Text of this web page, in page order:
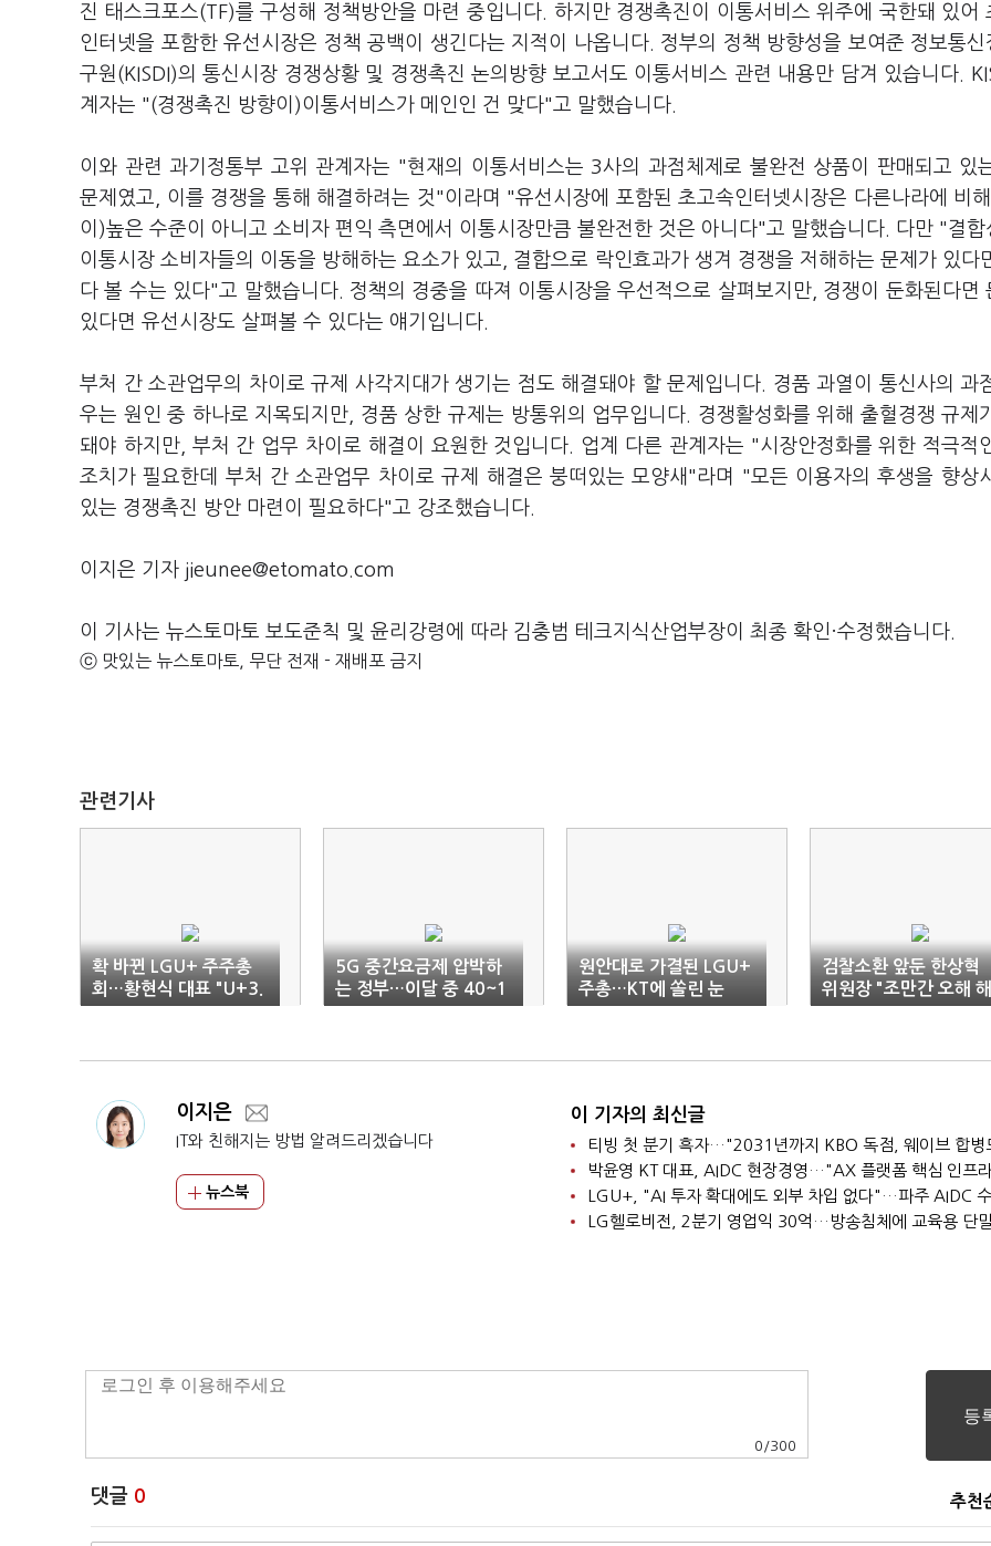
진 태스크포스(TF)를 구성해 정책방안을 마련 중입니다. 하지만 경쟁촉진이 이통서비스 위주에 국한돼 있어
인터넷을 포함한 유선시장은 정책 공백이 생긴다는 지적이 나옵니다. 정부의 정책 방향성을 보여준 정보통신
구원(KISDI)의 통신시장 경쟁상황 및 경쟁촉진 논의방향 보고서도 이통서비스 관련 내용만 담겨 있습니다.
계자는 "(경쟁촉진 방향이)이통서비스가 메인인 건 맞다"고 말했습니다.
이와 관련 과기정통부 고위 관계자는 "현재의 이통서비스는 3사의 과점체제로 불완전 상품이 판매되고 있
문제였고, 이를 경쟁을 통해 해결하려는 것"이라며 "유선시장에 포함된 초고속인터넷시장은 다른나라에 비
이)높은 수준이 아니고 소비자 편익 측면에서 이통시장만큼 불완전한 것은 아니다"고 말했습니다. 다만 "결합
이통시장 소비자들의 이동을 방해하는 요소가 있고, 결합으로 락인효과가 생겨 경쟁을 저해하는 문제가 있다
다 볼 수는 있다"고 말했습니다. 정책의 경중을 따져 이통시장을 우선적으로 살펴보지만, 경쟁이 둔화된다면
있다면 유선시장도 살펴볼 수 있다는 얘기입니다.
부처 간 소관업무의 차이로 규제 사각지대가 생기는 점도 해결돼야 할 문제입니다. 경품 과열이 통신사의 과
우는 원인 중 하나로 지목되지만, 경품 상한 규제는 방통위의 업무입니다. 경쟁활성화를 위해 출혈경쟁 규제
돼야 하지만, 부처 간 업무 차이로 해결이 요원한 것입니다. 업계 다른 관계자는 "시장안정화를 위한 적극적
조치가 필요한데 부처 간 소관업무 차이로 규제 해결은 붕떠있는 모양새"라며 "모든 이용자의 후생을 향상
있는 경쟁촉진 방안 마련이 필요하다"고 강조했습니다.
이지은 기자 jieunee@etomato.com
이 기사는 뉴스토마토 보도준칙 및 윤리강령에 따라 김충범 테크지식산업부장이 최종 확인·수정했습니다.
ⓒ 맛있는 뉴스토마토, 무단 전재 - 재배포 금지
관련기사
확 바뀐 LGU+ 주주총
회…황현식 대표 "U+3.
0에 드라이브"
5G 중간요금제 압박하
는 정부…이달 중 40~1
00GB 요금제 나오나
원안대로 가결된 LGU+
주총…KT에 쏠린 눈
검찰소환 앞둔 한상혁
위원장 "조만간 오해 해
소될 것으로 생각"
이지은
IT와 친해지는 방법 알려드리겠습니다
뉴스북
이 기자의 최신글
0 /300
댓글 0 추천